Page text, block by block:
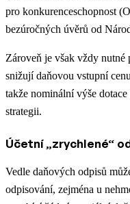
pro konkurenceschopnost
bezúročných úvěrů od
Zároveň je však vždy nutné
snižují daňovou vstupní
takže nominální výše
strategii.
Účetní „zrychlené“
Vedle daňových odpisů
odpisování, zejména u